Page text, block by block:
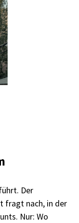
Der
fragt nach, in der
Nur: Wo